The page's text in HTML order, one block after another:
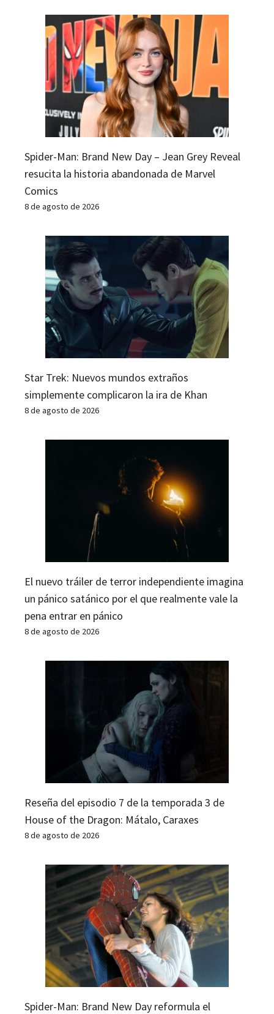
Spider-Man: Brand New Day – Jean Grey Reveal
resucita la historia abandonada de Marvel
Comics
8 de agosto de 2026
Star Trek: Nuevos mundos extraños
simplemente complicaron la ira de Khan
8 de agosto de 2026
El nuevo tráiler de terror independiente imagina
un pánico satánico por el que realmente vale la
pena entrar en pánico
8 de agosto de 2026
Reseña del episodio 7 de la temporada 3 de
House of the Dragon: Mátalo, Caraxes
8 de agosto de 2026
Spider-Man: Brand New Day reformula el